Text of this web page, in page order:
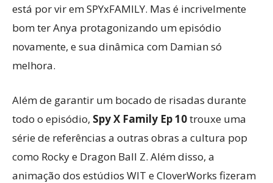
está por vir em SPYxFAMILY. Mas é incrivelmente
bom ter Anya protagonizando um episódio
novamente, e sua dinâmica com Damian só
melhora.
Além de garantir um bocado de risadas durante
todo o episódio, Spy X Family Ep 10trouxe uma
série de referências a outras obras a cultura pop
como Rocky e Dragon Ball Z. Além disso, a
animação dos estúdios WIT e CloverWorks fizeram